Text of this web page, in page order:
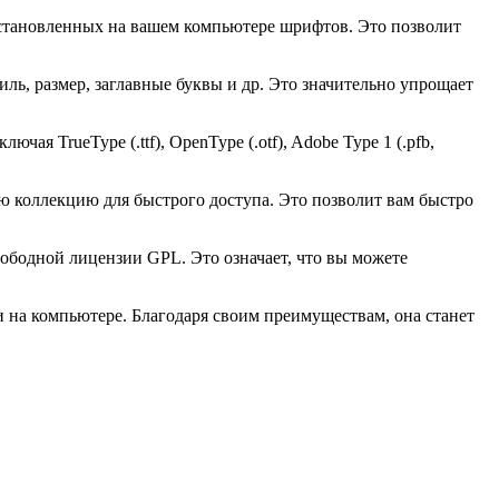
на вашем компьютере шрифтов. Это позволит
размер, заглавные буквы и др. Это значительно упрощает
TrueType (.ttf), OpenType (.otf), Adobe Type 1 (.pfb,
для быстрого доступа. Это позволит вам быстро
лицензии GPL. Это означает, что вы можете
компьютере. Благодаря своим преимуществам, она станет